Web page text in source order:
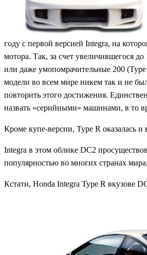
году с первой версией Integra, на
мотора. Так, за счет увеличившегося
или даже умопомрачительные 200
модели во всем мире никем так и не
повторить этого достижения.
назвать «серийными» машинами, в то
Кроме купе-версии, Type R оказалась и
Integra в этом облике DC2
популярностью во многих странах
Кстати, Honda Integra Type R вкузове